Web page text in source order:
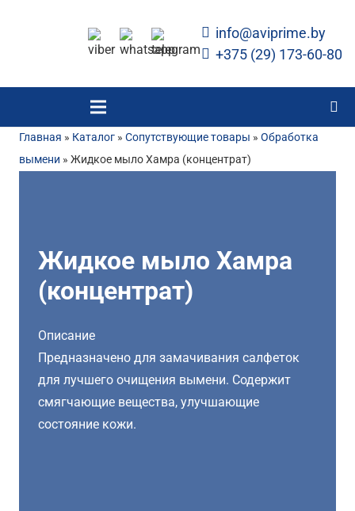
info@aviprime.by
+375 (29) 173-60-80
Главная » Каталог » Сопутствующие товары » Обработка
вымени » Жидкое мыло Хамра (концентрат)
Жидкое мыло Хамра
(концентрат)
Описание
Предназначено для замачивания салфеток
для лучшего очищения вымени. Содержит
смягчающие вещества, улучшающие
состояние кожи.